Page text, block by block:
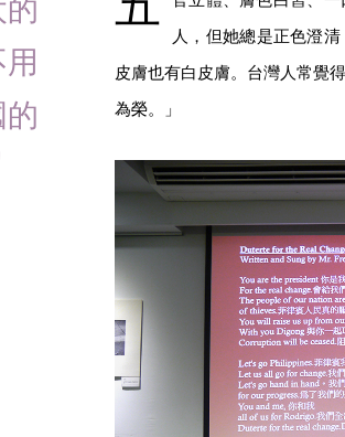
人，但她總是正色澄
皮膚也有白皮膚。台灣人常覺
為榮。」